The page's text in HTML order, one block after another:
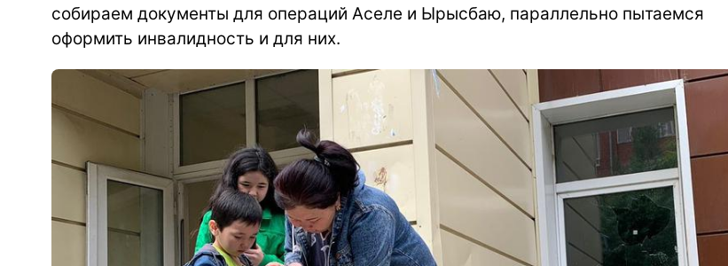
собираем документы для операций Аселе и Ырысбаю, параллельно пытаемся
оформить инвалидность и для них.